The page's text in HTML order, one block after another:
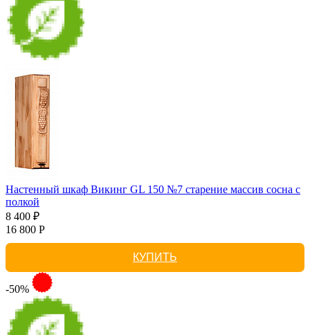
Настенный шкаф Викинг GL 150 №7 старение массив сосна с
полкой
8 400 ₽
16 800 Р
КУПИТЬ
-50%